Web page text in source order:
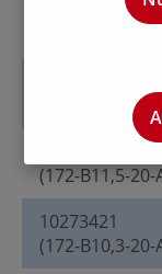
(172-B11,8-20-
(172-B11,5-20-
10273421
(172-B10,3-20-